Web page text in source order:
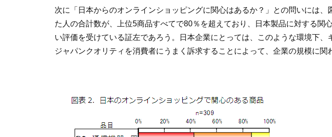
次に「日本からのオンラインショッピングに関心はあるか？」との問いには
た人の合計数が、上位5商品すべてで80％を超えており、日本製品に対する
い評価を受けている証左であろう。日本企業にとっては、このような環境下
ジャパンクオリティを消費者にうまく訴求することによって、企業の規模に